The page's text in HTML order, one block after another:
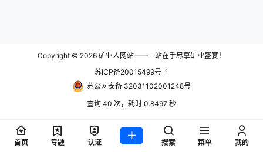
Copyright © 2026 矿业人网站——一站在手尽享矿业盛宴！
苏ICP备20015499号-1
苏公网安备 32031102001248号
查询 40 次，耗时 0.8497 秒
首页 专题 认证 搜索 菜单 我的